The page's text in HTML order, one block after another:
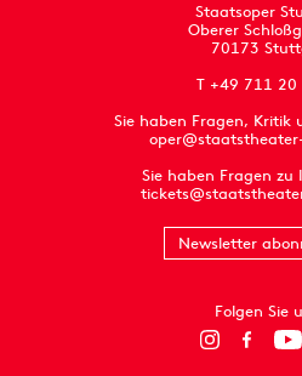
Staatsoper
Oberer
70173
T +49 711
Sie haben Fragen, Kritik
Sie haben Fragen zu
Newsletter
Folgen Sie